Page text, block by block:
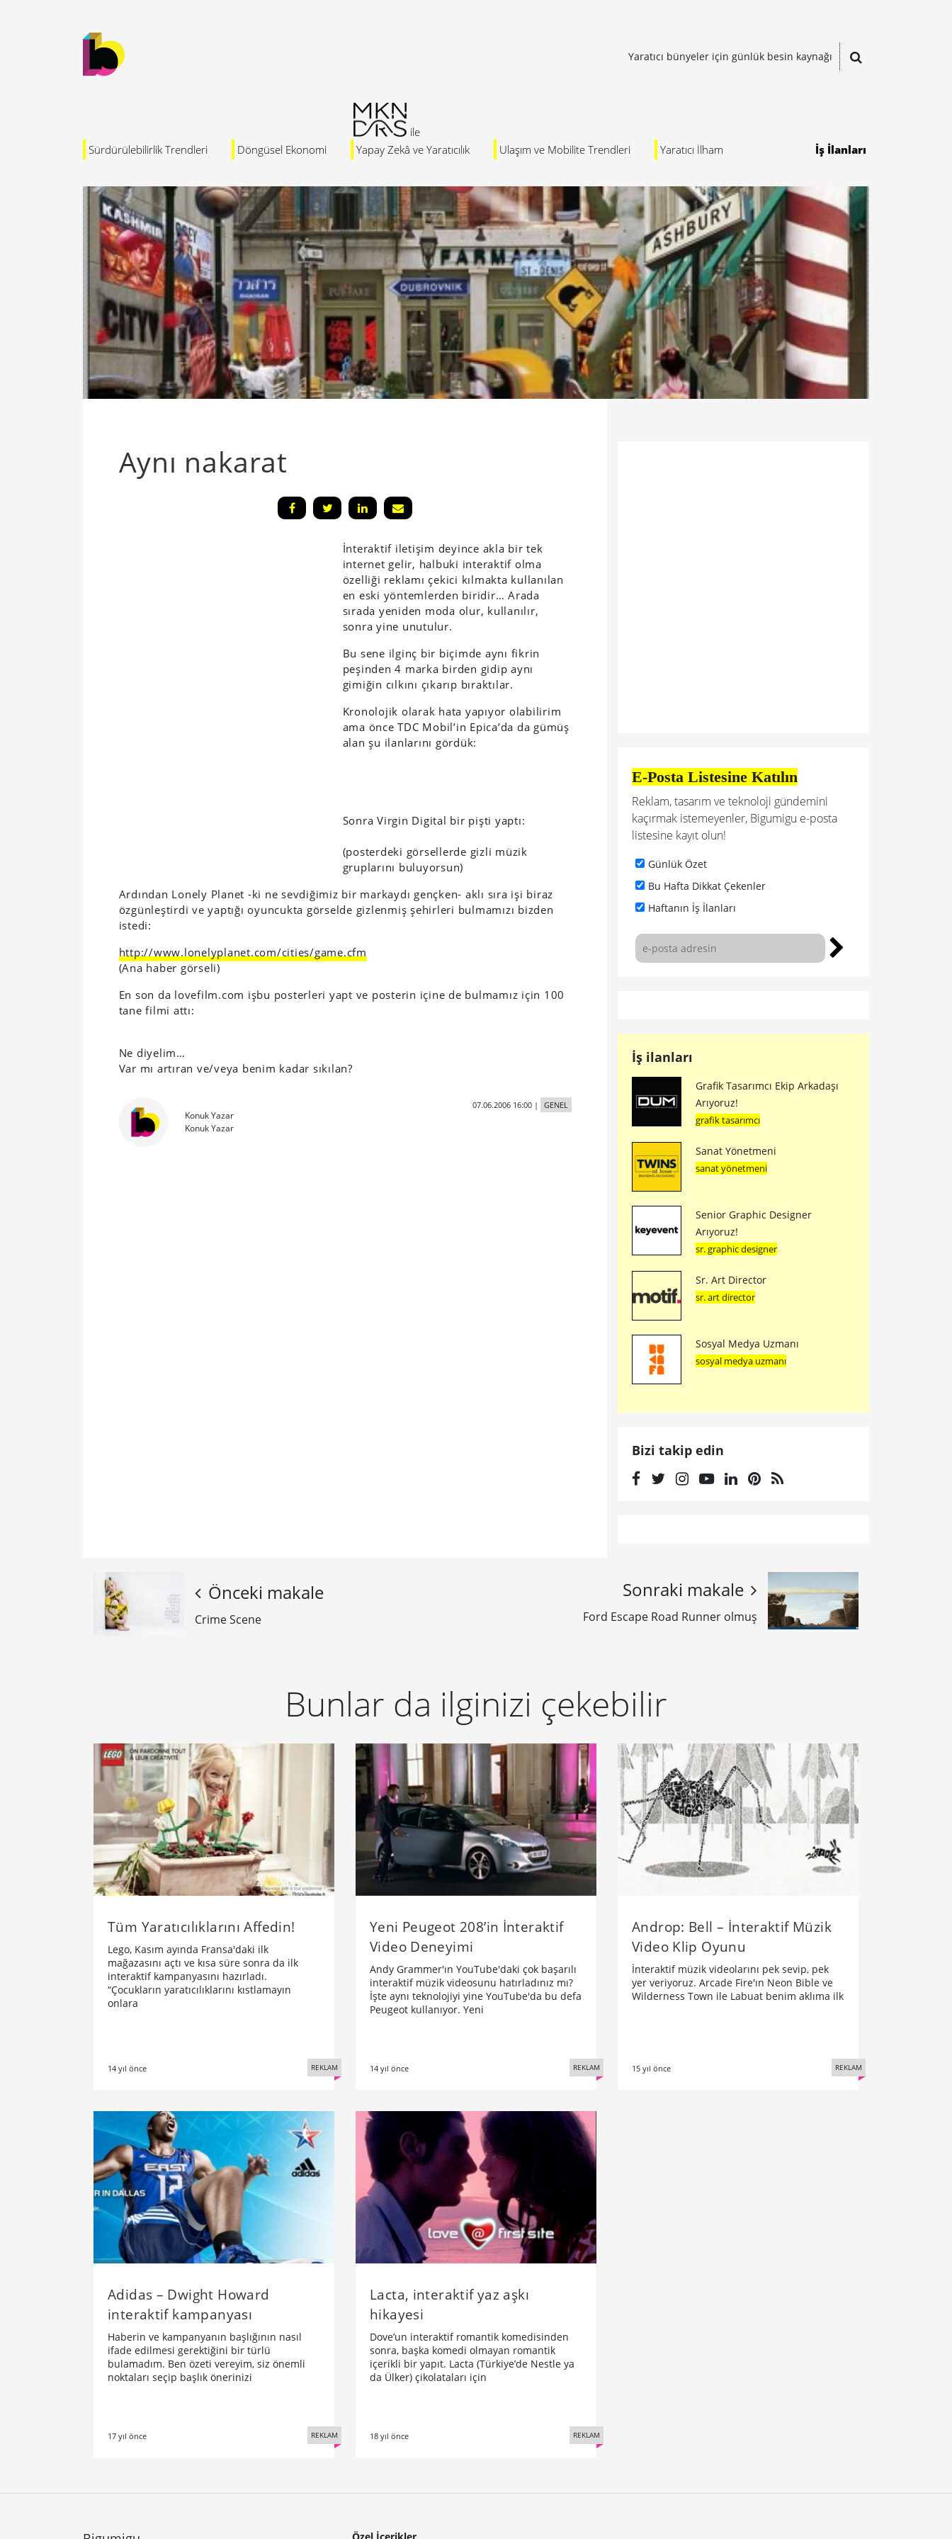
Yaratıcı bünyeler için günlük besin kaynağı
Sürdürülebilirlik Trendleri Döngüsel Ekonomi Yapay Zekâ ve Yaratıcılık Ulaşım ve Mobilite Trendleri Yaratıcı İlham İş İlanları
Aynı nakarat
İnteraktif iletişim deyince akla bir tek
internet gelir, halbuki interaktif olma
özelliği reklamı çekici kılmakta kullanılan
en eski yöntemlerden biridir… Arada
sırada yeniden moda olur, kullanılır,
sonra yine unutulur.
Bu sene ilginç bir biçimde aynı fikrin
peşinden 4 marka birden gidip aynı
gimiğin cılkını çıkarıp bıraktılar.
Kronolojik olarak hata yapıyor olabilirim
ama önce TDC Mobil’in Epica’da da gümüş
alan şu ilanlarını gördük:
Sonra Virgin Digital bir pişti yaptı:
(posterdeki görsellerde gizli müzik
gruplarını buluyorsun)
Ardından Lonely Planet -ki ne sevdiğimiz bir markaydı gençken- aklı sıra işi biraz
özgünleştirdi ve yaptığı oyuncukta görselde gizlenmiş şehirleri bulmamızı bizden
istedi:
http://www.lonelyplanet.com/cities/game.cfm
(Ana haber görseli)
En son da lovefilm.com işbu posterleri yapt ve posterin içine de bulmamız için 100
tane filmi attı:
Ne diyelim…
Var mı artıran ve/veya benim kadar sıkılan?
Konuk Yazar
Konuk Yazar
07.06.2006 16:00| GENEL
E-Posta Listesine Katılın
Reklam, tasarım ve teknoloji gündemini
kaçırmak istemeyenler, Bigumigu e-posta
listesine kayıt olun!
Günlük Özet
Bu Hafta Dikkat Çekenler
Haftanın İş İlanları
İş ilanları
Grafik Tasarımcı Ekip Arkadaşı
Arıyoruz!
grafik tasarımcı
Sanat Yönetmeni
sanat yönetmeni
Senior Graphic Designer
Arıyoruz!
sr. graphic designer
Sr. Art Director
sr. art director
Sosyal Medya Uzmanı
sosyal medya uzmanı
Bizi takip edin
Önceki makale
Crime Scene
Sonraki makale
Ford Escape Road Runner olmuş
Bunlar da ilginizi çekebilir
Tüm Yaratıcılıklarını Affedin!
Lego, Kasım ayında Fransa'daki ilk
mağazasını açtı ve kısa süre sonra da ilk
interaktif kampanyasını hazırladı.
“Çocukların yaratıcılıklarını kıstlamayın
onlara
14 yıl önce REKLAM
Yeni Peugeot 208’in İnteraktif
Video Deneyimi
Andy Grammer'ın YouTube'daki çok başarılı
interaktif müzik videosunu hatırladınız mı?
İşte aynı teknolojiyi yine YouTube'da bu defa
Peugeot kullanıyor. Yeni
14 yıl önce REKLAM
Androp: Bell – İnteraktif Müzik
Video Klip Oyunu
İnteraktif müzik videolarını pek sevip, pek
yer veriyoruz. Arcade Fire'ın Neon Bible ve
Wilderness Town ile Labuat benim aklıma ilk
15 yıl önce REKLAM
Adidas – Dwight Howard
interaktif kampanyası
Haberin ve kampanyanın başlığının nasıl
ifade edilmesi gerektiğini bir türlü
bulamadım. Ben özeti vereyim, siz önemli
noktaları seçip başlık önerinizi
17 yıl önce REKLAM
Lacta, interaktif yaz aşkı
hikayesi
Dove’un interaktif romantik komedisinden
sonra, başka komedi olmayan romantik
içerikli bir yapıt. Lacta (Türkiye’de Nestle ya
da Ülker) çikolataları için
18 yıl önce REKLAM
Özel İçerikler